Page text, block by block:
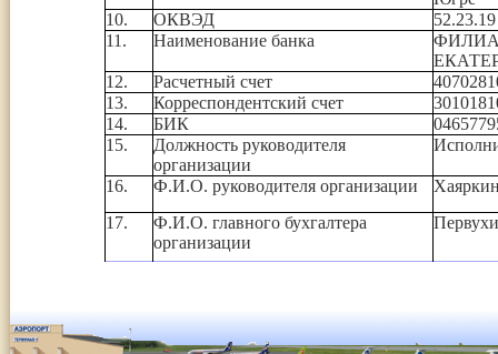
10.
ОКВЭД
52.23.19
11.
Наименование банка
12.
Расчетный счет
13.
Корреспондентский счет
14.
БИК
15.
Должность руководителя
организации
16. Ф.И.О. руководителя организации
17.
Ф.И.О. главного бухгалтера
организации